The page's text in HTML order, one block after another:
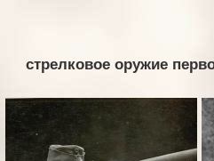
стрелковое оружие